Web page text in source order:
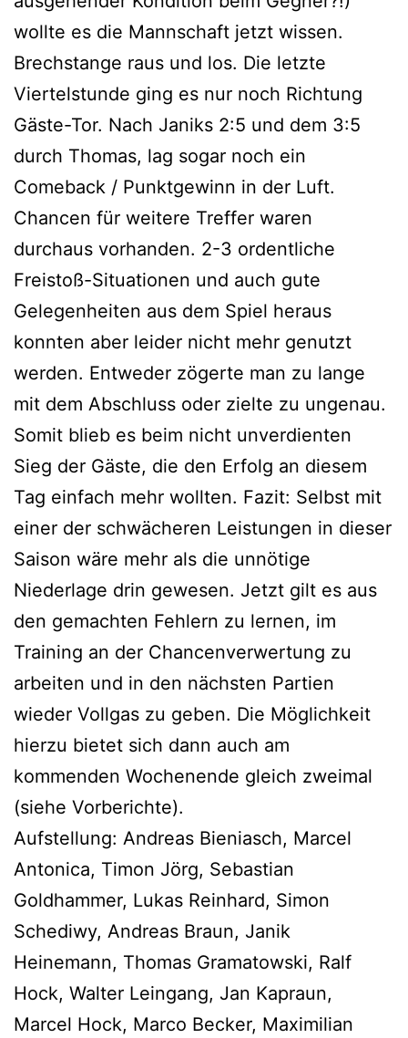
wollte es die Mannschaft jetzt wissen.
Brechstange raus und los. Die letzte
Viertelstunde ging es nur noch Richtung
Gäste-Tor. Nach Janiks 2:5 und dem 3:5
durch Thomas, lag sogar noch ein
Comeback / Punktgewinn in der Luft.
Chancen für weitere Treffer waren
durchaus vorhanden. 2-3 ordentliche
Freistoß-Situationen und auch gute
Gelegenheiten aus dem Spiel heraus
konnten aber leider nicht mehr genutzt
werden. Entweder zögerte man zu lange
mit dem Abschluss oder zielte zu ungenau.
Somit blieb es beim nicht unverdienten
Sieg der Gäste, die den Erfolg an diesem
Tag einfach mehr wollten. Fazit: Selbst mit
einer der schwächeren Leistungen in dieser
Saison wäre mehr als die unnötige
Niederlage drin gewesen. Jetzt gilt es aus
den gemachten Fehlern zu lernen, im
Training an der Chancenverwertung zu
arbeiten und in den nächsten Partien
wieder Vollgas zu geben. Die Möglichkeit
hierzu bietet sich dann auch am
kommenden Wochenende gleich zweimal
(siehe Vorberichte).
Aufstellung: Andreas Bieniasch, Marcel
Antonica, Timon Jörg, Sebastian
Goldhammer, Lukas Reinhard, Simon
Schediwy, Andreas Braun, Janik
Heinemann, Thomas Gramatowski, Ralf
Hock, Walter Leingang, Jan Kapraun,
Marcel Hock, Marco Becker, Maximilian